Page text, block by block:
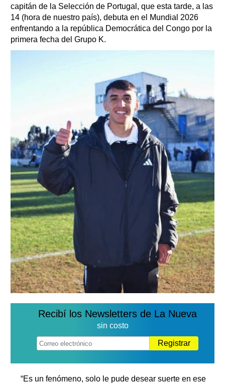
capitán de la Selección de Portugal, que esta tarde, a las
14 (hora de nuestro país), debuta en el Mundial 2026
enfrentando a la república Democrática del Congo por la
primera fecha del Grupo K.
Recibí los Newsletters de La Nueva
sin costo
Registrar
“Es un fenómeno, solo le pude desear suerte en ese